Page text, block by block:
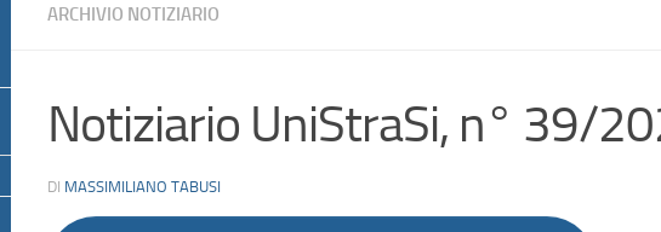
ARCHIVIO NOTIZIARIO
Notiziario UniStraSi, n° 39/
DI MASSIMILIANO TABUSI